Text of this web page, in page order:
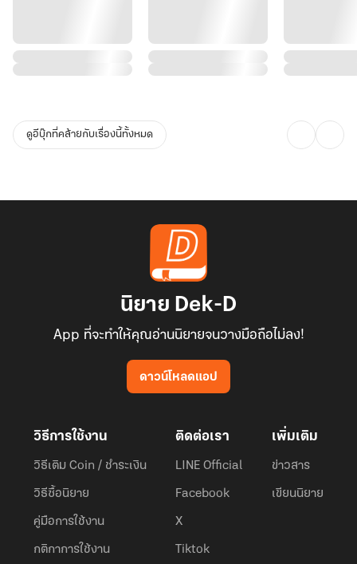
ดูอีบุ๊กที่คล้ายกับเรื่องนี้ทั้งหมด
นิยาย Dek-D
App ที่จะทำให้คุณอ่านนิยายจนวางมือถือไม่ลง!
ดาวน์โหลดแอป
วิธีการใช้งาน
วิธีเติม Coin / ชำระเงิน
วิธีซื้อนิยาย
คู่มือการใช้งาน
กติกาการใช้งาน
ติดต่อเรา
LINE Official
Facebook
X
Tiktok
เพิ่มเติม
ข่าวสาร
เขียนนิยาย